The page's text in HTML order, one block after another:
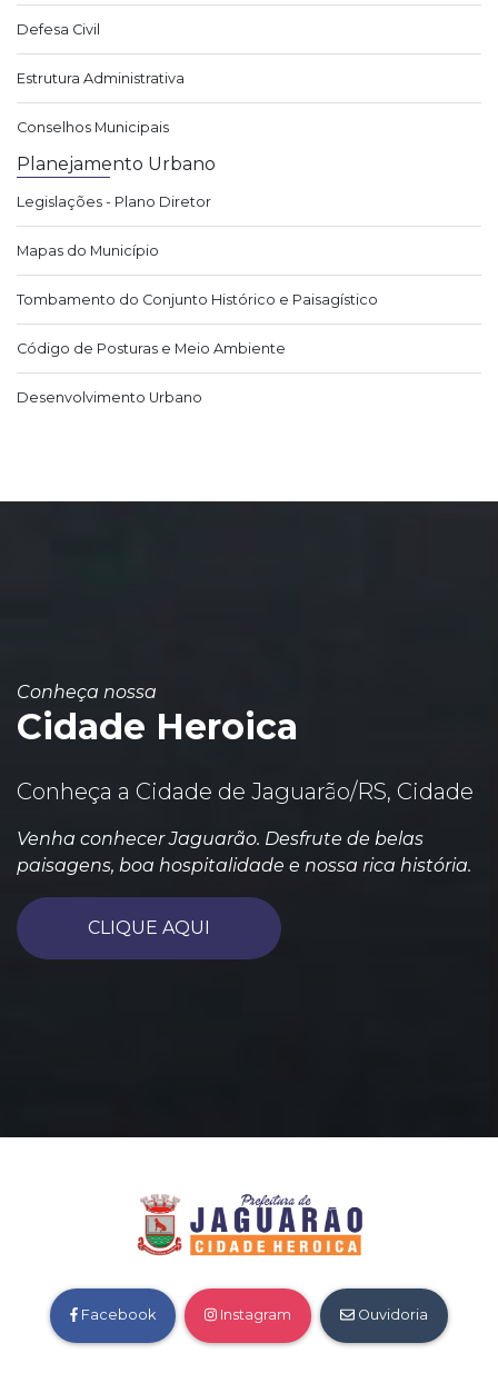
Defesa Civil
Estrutura Administrativa
Conselhos Municipais
Planejamento Urbano
Legislações - Plano Diretor
Mapas do Município
Tombamento do Conjunto Histórico e Paisagístico
Código de Posturas e Meio Ambiente
Desenvolvimento Urbano
Conheça nossa
Cidade Heroica
Conheça a Cidade de Jaguarão/RS, Cidade
Venha conhecer Jaguarão. Desfrute de belas
paisagens, boa hospitalidade e nossa rica história.
CLIQUE AQUI
Facebook Instagram Ouvidoria